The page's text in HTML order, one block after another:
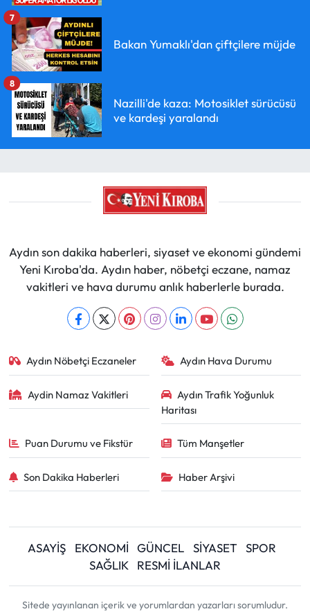
Bakan Yumaklı'dan çiftçilere müjde
7
Nazilli'de kaza: Motosiklet sürücüsü
ve kardeşi yaralandı
8
Aydın son dakika haberleri, siyaset ve ekonomi gündemi
Yeni Kıroba'da. Aydın haber, nöbetçi eczane, namaz
vakitleri ve hava durumu anlık haberlerle burada.
Aydın Nöbetçi Eczaneler Aydın Hava Durumu
Aydin Namaz Vakitleri
Aydın Trafik Yoğunluk
Haritası
Puan Durumu ve Fikstür Tüm Manşetler
Son Dakika Haberleri Haber Arşivi
ASAYİŞ EKONOMİ GÜNCEL SİYASET
SPOR
SAĞLIK
RESMİ İLANLAR
Sitede yayınlanan içerik ve yorumlardan yazarları sorumludur.